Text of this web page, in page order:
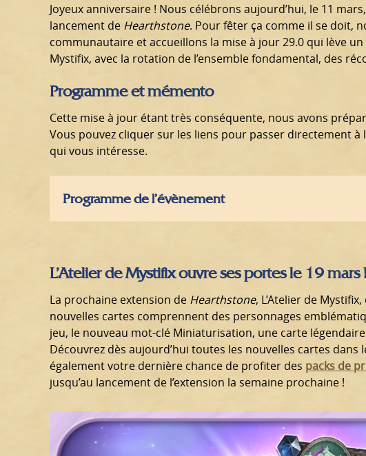
Joyeux anniversaire ! Nous célébrons aujourd’hui, le 11
lancement de Hearthstone. Pour fêter ça comme il se doit,
communautaire et accueillons la mise à jour 29.0 qui lève un
Mystifix, avec la rotation de l’ensemble fondamental, des
Programme et mémento
Cette mise à jour étant très conséquente, nous avons
Vous pouvez cliquer sur les liens pour passer directement
qui vous intéresse.
Programme de l’évènement
L’Atelier de Mystifix ouvre ses portes le 19 mars !
La prochaine extension de Hearthstone, L’Atelier de
nouvelles cartes comprennent des personnages
jeu, le nouveau mot-clé Miniaturisation, une carte
Découvrez dès aujourd’hui toutes les nouvelles cartes dans
également votre dernière chance de profiter des packs de
jusqu’au lancement de l’extension la semaine prochaine !